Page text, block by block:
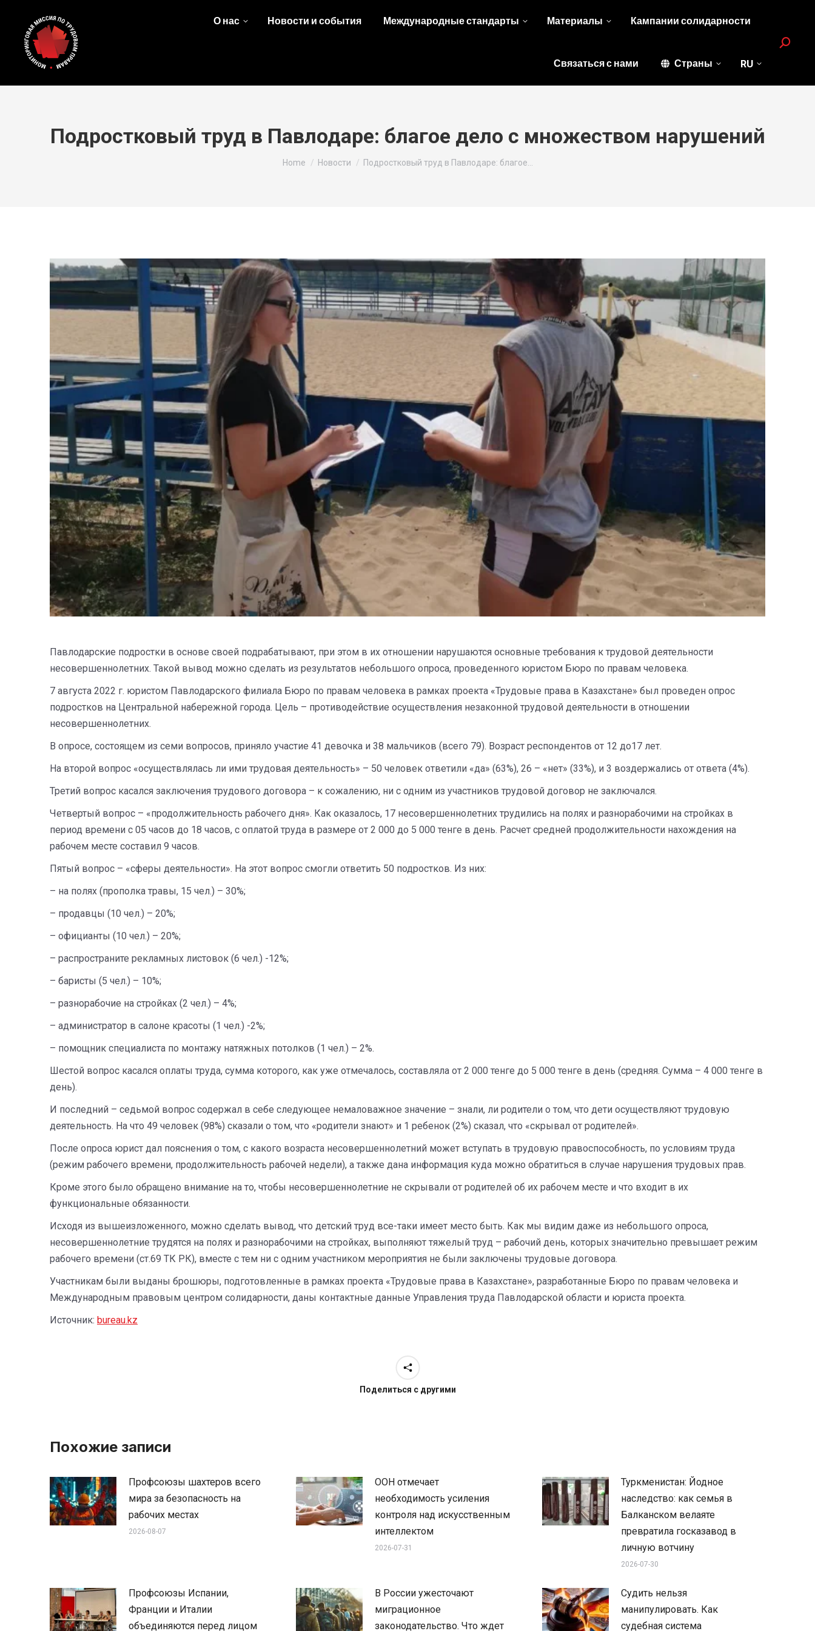
О нас Новости и события Международные стандарты Материалы Кампании солидарности
Связаться с нами Страны RU
Search:
Подростковый труд в Павлодаре: благое дело с множеством нарушений
You are here:
Home Новости Подростковый труд в Павлодаре: благое…
Павлодарские подростки в основе своей подрабатывают, при этом в их отношении нарушаются основные требования к трудовой деятельности
несовершеннолетних. Такой вывод можно сделать из результатов небольшого опроса, проведенного юристом Бюро по правам человека.
7 августа 2022 г. юристом Павлодарского филиала Бюро по правам человека в рамках проекта «Трудовые права в Казахстане» был проведен опрос
подростков на Центральной набережной города. Цель – противодействие осуществления незаконной трудовой деятельности в отношении
несовершеннолетних.
В опросе, состоящем из семи вопросов, приняло участие 41 девочка и 38 мальчиков (всего 79). Возраст респондентов от 12 до17 лет.
На второй вопрос «осуществлялась ли ими трудовая деятельность» – 50 человек ответили «да» (63%), 26 – «нет» (33%), и 3 воздержались от ответа (4%).
Третий вопрос касался заключения трудового договора – к сожалению, ни с одним из участников трудовой договор не заключался.
Четвертый вопрос – «продолжительность рабочего дня». Как оказалось, 17 несовершеннолетних трудились на полях и разнорабочими на стройках в
период времени с 05 часов до 18 часов, с оплатой труда в размере от 2 000 до 5 000 тенге в день. Расчет средней продолжительности нахождения на
рабочем месте составил 9 часов.
Пятый вопрос – «сферы деятельности». На этот вопрос смогли ответить 50 подростков. Из них:
– на полях (прополка травы, 15 чел.) – 30%;
– продавцы (10 чел.) – 20%;
– официанты (10 чел.) – 20%;
– распространите рекламных листовок (6 чел.) -12%;
– баристы (5 чел.) – 10%;
– разнорабочие на стройках (2 чел.) – 4%;
– администратор в салоне красоты (1 чел.) -2%;
– помощник специалиста по монтажу натяжных потолков (1 чел.) – 2%.
Шестой вопрос касался оплаты труда, сумма которого, как уже отмечалось, составляла от 2 000 тенге до 5 000 тенге в день (средняя. Сумма – 4 000 тенге в
день).
И последний – седьмой вопрос содержал в себе следующее немаловажное значение – знали, ли родители о том, что дети осуществляют трудовую
деятельность. На что 49 человек (98%) сказали о том, что «родители знают» и 1 ребенок (2%) сказал, что «скрывал от родителей».
После опроса юрист дал пояснения о том, с какого возраста несовершеннолетний может вступать в трудовую правоспособность, по условиям труда
(режим рабочего времени, продолжительность рабочей недели), а также дана информация куда можно обратиться в случае нарушения трудовых прав.
Кроме этого было обращено внимание на то, чтобы несовершеннолетние не скрывали от родителей об их рабочем месте и что входит в их
функциональные обязанности.
Исходя из вышеизложенного, можно сделать вывод, что детский труд все-таки имеет место быть. Как мы видим даже из небольшого опроса,
несовершеннолетние трудятся на полях и разнорабочими на стройках, выполняют тяжелый труд – рабочий день, которых значительно превышает режим
рабочего времени (ст.69 ТК РК), вместе с тем ни с одним участником мероприятия не были заключены трудовые договора.
Участникам были выданы брошюры, подготовленные в рамках проекта «Трудовые права в Казахстане», разработанные Бюро по правам человека и
Международным правовым центром солидарности, даны контактные данные Управления труда Павлодарской области и юриста проекта.
Источник: bureau.kz
Поделиться с другими
Похожие записи
Профсоюзы шахтеров всего
мира за безопасность на
рабочих местах
2026-08-07
ООН отмечает
необходимость усиления
контроля над искусственным
интеллектом
2026-07-31
Туркменистан: Йодное
наследство: как семья в
Балканском велаяте
превратила госказавод в
личную вотчину
2026-07-30
Профсоюзы Испании,
Франции и Италии
объединяются перед лицом
В России ужесточают
миграционное
законодательство. Что ждет
Судить нельзя
манипулировать. Как
судебная система